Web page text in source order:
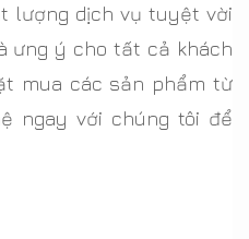
lượng dịch vụ tuyệt vời
ưng ý cho tất cả khách
mua các sản phẩm từ
ngay với chúng tôi để